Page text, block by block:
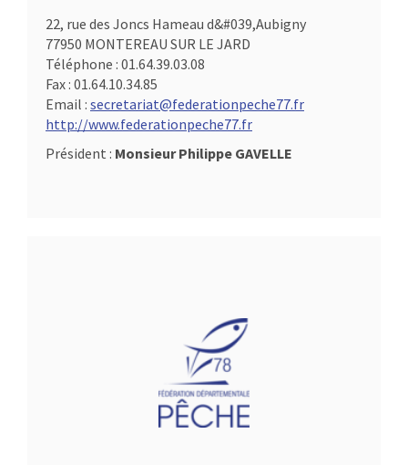
22, rue des Joncs Hameau d&#039,Aubigny
77950 MONTEREAU SUR LE JARD
Téléphone : 01.64.39.03.08
Fax : 01.64.10.34.85
Email : secretariat@federationpeche77.fr
http://www.federationpeche77.fr
Président : Monsieur Philippe GAVELLE